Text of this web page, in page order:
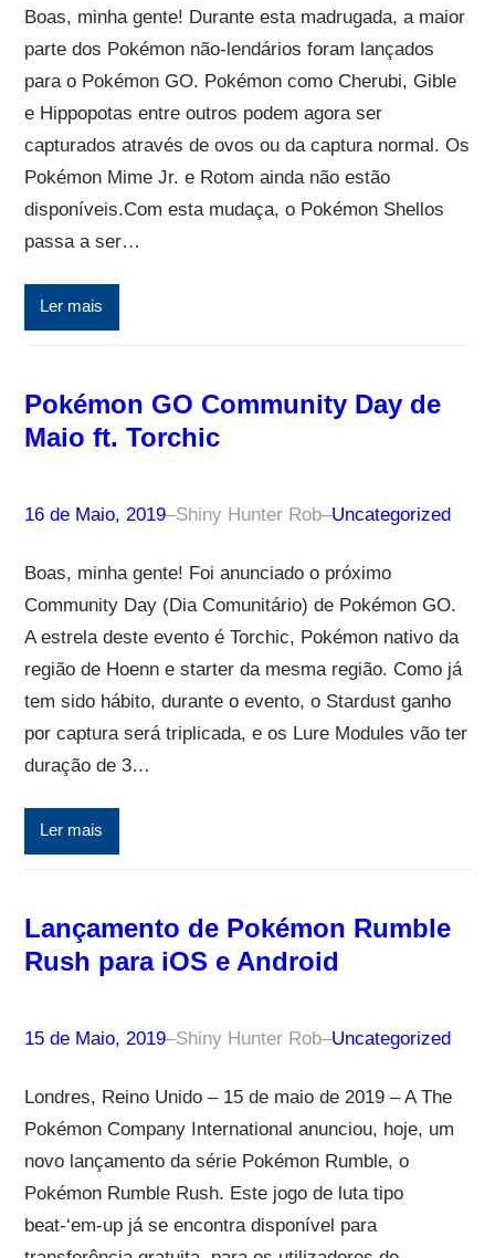
Boas, minha gente! Durante esta madrugada, a maior
parte dos Pokémon não-lendários foram lançados
para o Pokémon GO. Pokémon como Cherubi, Gible
e Hippopotas entre outros podem agora ser
capturados através de ovos ou da captura normal. Os
Pokémon Mime Jr. e Rotom ainda não estão
disponíveis.Com esta mudaça, o Pokémon Shellos
passa a ser…
Ler mais
Pokémon GO Community Day de
Maio ft. Torchic
16 de Maio, 2019–Shiny Hunter Rob–Uncategorized
Boas, minha gente! Foi anunciado o próximo
Community Day (Dia Comunitário) de Pokémon GO.
A estrela deste evento é Torchic, Pokémon nativo da
região de Hoenn e starter da mesma região. Como já
tem sido hábito, durante o evento, o Stardust ganho
por captura será triplicada, e os Lure Modules vão ter
duração de 3…
Ler mais
Lançamento de Pokémon Rumble
Rush para iOS e Android
15 de Maio, 2019–Shiny Hunter Rob–Uncategorized
Londres, Reino Unido – 15 de maio de 2019 – A The
Pokémon Company International anunciou, hoje, um
novo lançamento da série Pokémon Rumble, o
Pokémon Rumble Rush. Este jogo de luta tipo
beat-‘em-up já se encontra disponível para